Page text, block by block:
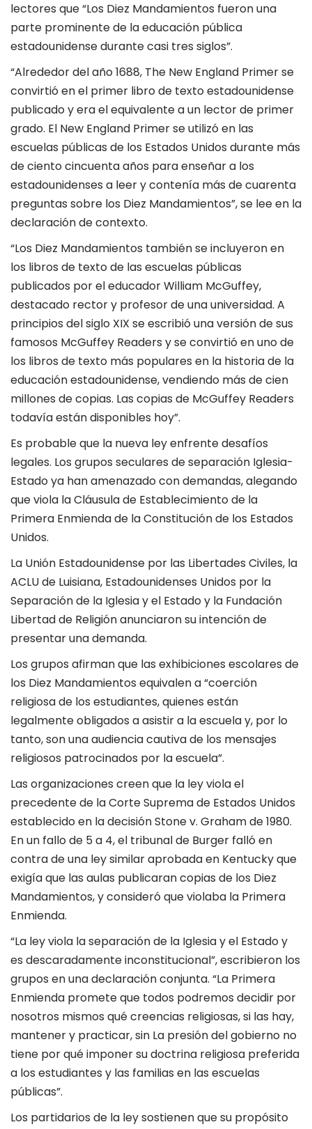
lectores que “Los Diez Mandamientos fueron una
parte prominente de la educación pública
estadounidense durante casi tres siglos”.
“Alrededor del año 1688, The New England Primer se
convirtió en el primer libro de texto estadounidense
publicado y era el equivalente a un lector de primer
grado. El New England Primer se utilizó en las
escuelas públicas de los Estados Unidos durante más
de ciento cincuenta años para enseñar a los
estadounidenses a leer y contenía más de cuarenta
preguntas sobre los Diez Mandamientos”, se lee en la
declaración de contexto.
“Los Diez Mandamientos también se incluyeron en
los libros de texto de las escuelas públicas
publicados por el educador William McGuffey,
destacado rector y profesor de una universidad. A
principios del siglo XIX se escribió una versión de sus
famosos McGuffey Readers y se convirtió en uno de
los libros de texto más populares en la historia de la
educación estadounidense, vendiendo más de cien
millones de copias. Las copias de McGuffey Readers
todavía están disponibles hoy”.
Es probable que la nueva ley enfrente desafíos
legales. Los grupos seculares de separación Iglesia-
Estado ya han amenazado con demandas, alegando
que viola la Cláusula de Establecimiento de la
Primera Enmienda de la Constitución de los Estados
Unidos.
La Unión Estadounidense por las Libertades Civiles, la
ACLU de Luisiana, Estadounidenses Unidos por la
Separación de la Iglesia y el Estado y la Fundación
Libertad de Religión anunciaron su intención de
presentar una demanda.
Los grupos afirman que las exhibiciones escolares de
los Diez Mandamientos equivalen a “coerción
religiosa de los estudiantes, quienes están
legalmente obligados a asistir a la escuela y, por lo
tanto, son una audiencia cautiva de los mensajes
religiosos patrocinados por la escuela”.
Las organizaciones creen que la ley viola el
precedente de la Corte Suprema de Estados Unidos
establecido en la decisión Stone v. Graham de 1980.
En un fallo de 5 a 4, el tribunal de Burger falló en
contra de una ley similar aprobada en Kentucky que
exigía que las aulas publicaran copias de los Diez
Mandamientos, y consideró que violaba la Primera
Enmienda.
“La ley viola la separación de la Iglesia y el Estado y
es descaradamente inconstitucional”, escribieron los
grupos en una declaración conjunta. “La Primera
Enmienda promete que todos podremos decidir por
nosotros mismos qué creencias religiosas, si las hay,
mantener y practicar, sin La presión del gobierno no
tiene por qué imponer su doctrina religiosa preferida
a los estudiantes y las familias en las escuelas
públicas”.
Los partidarios de la ley sostienen que su propósito